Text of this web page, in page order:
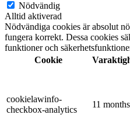
Nödvändig
Alltid aktiverad
Nödvändiga cookies är absolut
fungera korrekt. Dessa cookies
funktioner och
Cookie
cookielawinfo-
checkbox-analytics
11 months